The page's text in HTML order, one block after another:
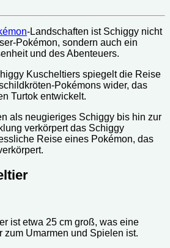
-Landschaften ist Schiggy nicht
Pokémon, sondern auch ein
und des Abenteuers.
Kuscheltiers spiegelt die Reise
Pokémons wider, das
Turtok entwickelt.
als neugieriges Schiggy bis hin zur
verkörpert das Schiggy
Reise eines Pokémon, das
ist etwa 25 cm groß, was eine
zum Umarmen und Spielen ist.